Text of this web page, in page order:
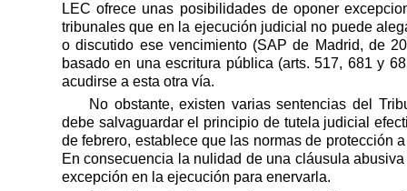
LEC ofrece unas posibilidades de oponer
tribunales que en la ejecución judicial no puede
o discutido ese vencimiento (SAP de Madrid, de
basado en una escritura pública (arts. 517, 681 y
acudirse a esta otra vía.
No obstante, existen varias sentencias del
debe salvaguardar el principio de tutela judicial
de febrero, establece que las normas de protección
En consecuencia la nulidad de una cláusula
excepción en la ejecución para enervarla.